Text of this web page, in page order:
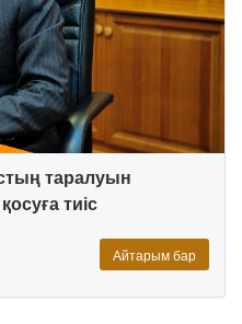
таралуын
тиіс
Айтарым бар